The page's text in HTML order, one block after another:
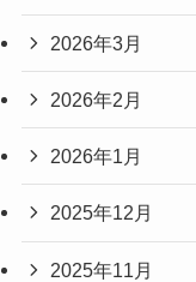
2026年3月
2026年2月
2026年1月
2025年12月
2025年11月